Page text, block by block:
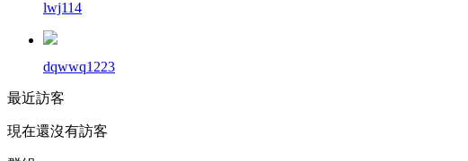
lwj114
dqwwq1223
最近訪客
現在還沒有訪客